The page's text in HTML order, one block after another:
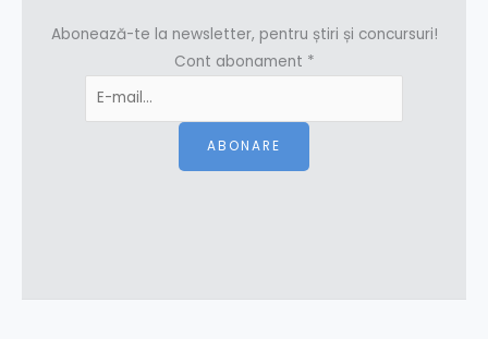
Abonează-te la newsletter, pentru știri și concursuri!
Cont abonament *
ABONARE